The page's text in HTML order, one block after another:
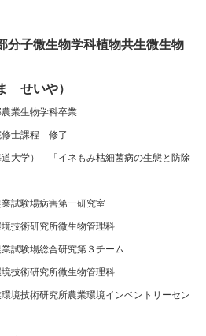
分子微生物学科植物共生微生物
せいや）
業生物学科卒業
修士課程 修了
大学） 「イネもみ枯細菌病の生態と防除
試験場病害第一研究室
技術研究所微生物管理科
試験場総合研究第３チーム
技術研究所微生物管理科
境技術研究所農業環境インベントリーセン